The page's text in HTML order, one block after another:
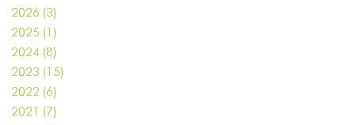
2026 (3)
2025 (1)
2024 (8)
2023 (15)
2022 (6)
2021 (7)